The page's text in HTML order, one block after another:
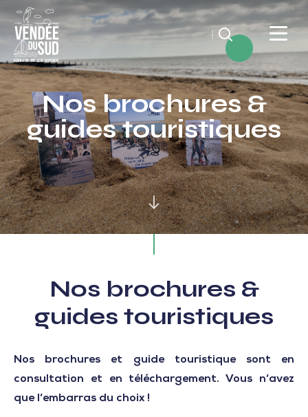
Vendée
du
SudRéserve
naturelle
de
souvenirs
Rechercher
Nos brochures &
guides touristiques
Nos brochures &
guides touristiques
Nos brochures et guide touristique sont en
consultation et en téléchargement. Vous n’avez
que l’embarras du choix !